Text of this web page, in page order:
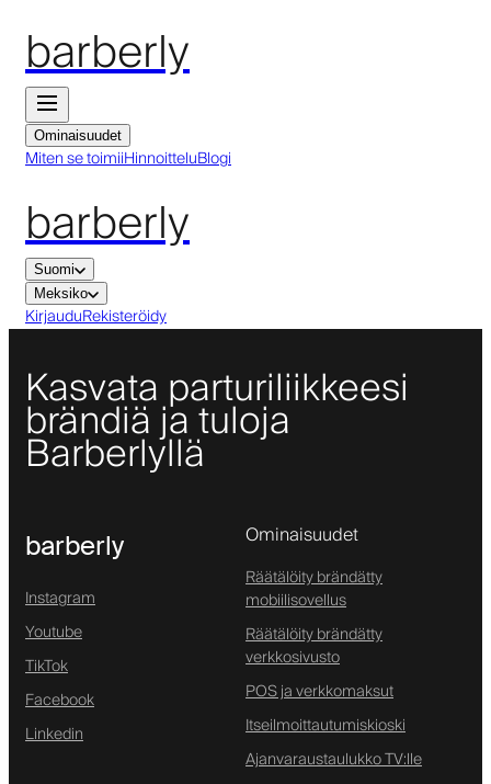
barberly
Ominaisuudet
Miten se toimiiHinnoitteluBlogi
barberly
Suomi
Meksiko
KirjauduRekisteröidy
Kasvata parturiliikkeesi
brändiä ja tuloja
Barberlyllä
barberly
Instagram
Youtube
TikTok
Facebook
Linkedin
Ominaisuudet
Räätälöity brändätty
mobiilisovellus
Räätälöity brändätty
verkkosivusto
POS ja verkkomaksut
Itseilmoittautumiskioski
Ajanvaraustaulukko TV:lle